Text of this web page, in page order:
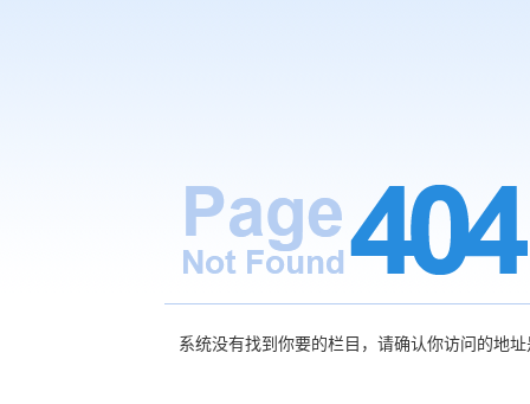
系统没有找到你要的栏目，请确认你访问的地